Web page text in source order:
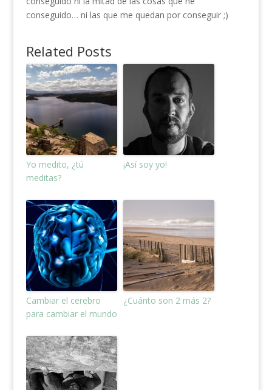
conseguido… ni las que me quedan por conseguir ;)
Related Posts
Yo medito, ¿tú
meditas?
¡Así soy yo!
Cambiar el cerebro
para cambiar el mundo
¿Cuánto son 2 más 2?